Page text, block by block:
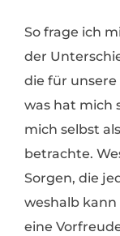
So frage ich
der
die für unsere
was hat mich
mich selbst
betrachte.
Sorgen, die
weshalb
eine